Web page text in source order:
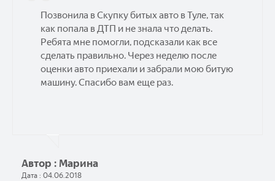
Позвонила в Скупку битых авто в Туле, так
как попала в ДТП и не знала что делать.
Ребята мне помогли, подсказали как все
сделать правильно. Через неделю после
оценки авто приехали и забрали мою битую
машину. Спасибо вам еще раз.
Автор : Марина
Дата : 04.06.2018